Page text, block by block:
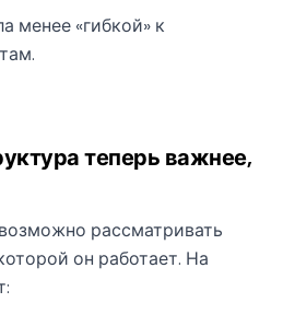
менее «гибкой» к
теперь важнее,
рассматривать
он работает. На